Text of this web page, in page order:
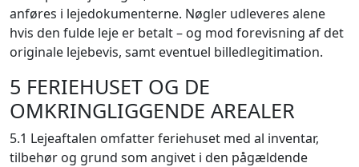
anføres i lejedokumenterne. Nøgler udleveres alene
hvis den fulde leje er betalt – og mod forevisning af det
originale lejebevis, samt eventuel billedlegitimation.
5 FERIEHUSET OG DE
OMKRINGLIGGENDE AREALER
5.1 Lejeaftalen omfatter feriehuset med al inventar,
tilbehør og grund som angivet i den pågældende